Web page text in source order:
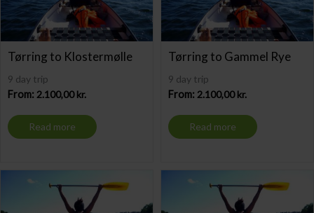
Tørring to Klostermølle
9 day trip
From: 2.100,00kr.
Read more
Tørring to Gammel Rye
9 day trip
From: 2.100,00kr.
Read more